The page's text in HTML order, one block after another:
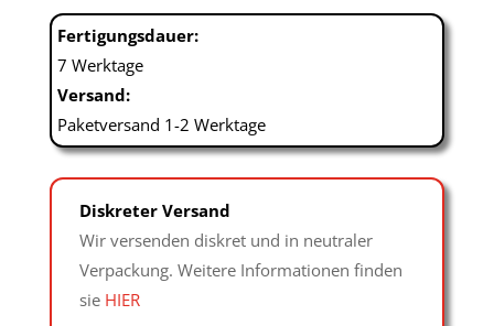
Fertigungsdauer:
7 Werktage
Versand:
Paketversand 1-2 Werktage
Diskreter Versand
Wir versenden diskret und in neutraler
Verpackung. Weitere Informationen finden
sie HIER